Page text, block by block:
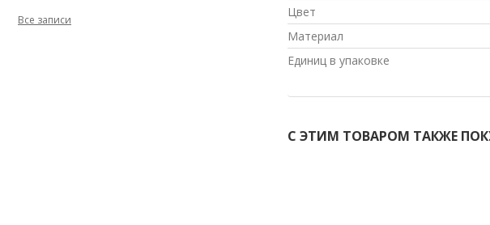
Цвет
Материал
Единиц в упаковке
С ЭТИМ ТОВАРОМ ТАКЖЕ
Все записи